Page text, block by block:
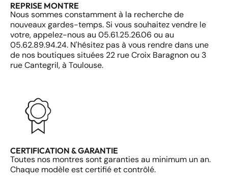
REPRISE MONTRE
Nous sommes constamment à la recherche de
nouveaux gardes-temps. Si vous souhaitez vendre le
votre, appelez-nous au 05.61.25.26.06 ou au
05.62.89.94.24. N'hésitez pas à vous rendre dans une
de nos boutiques situées 22 rue Croix Baragnon ou 3
rue Cantegril, à Toulouse.
CERTIFICATION & GARANTIE
Toutes nos montres sont garanties au minimum un an.
Chaque modèle est certifié et contrôlé.